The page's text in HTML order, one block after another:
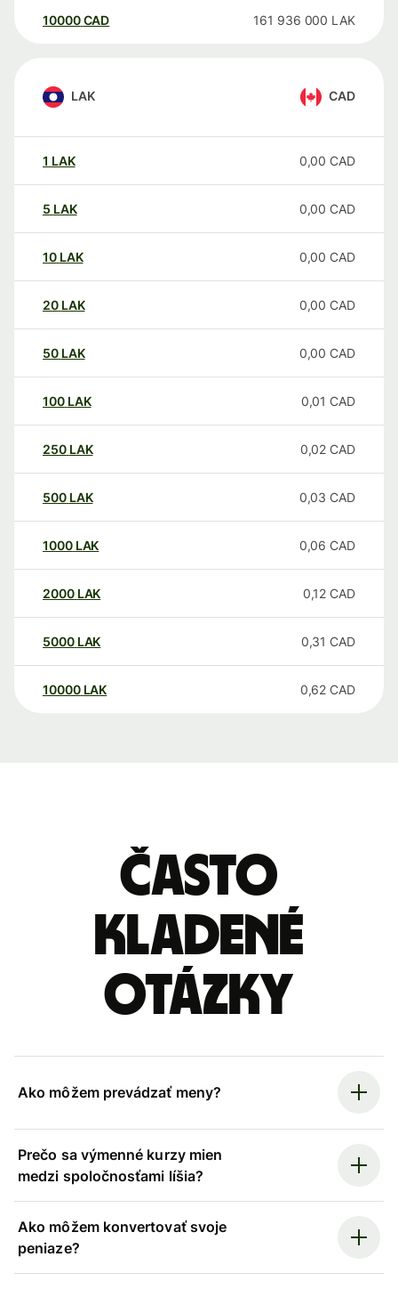
10000 CAD 161 936 000 LAK
LAK CAD
1 LAK 0,00 CAD
5 LAK 0,00 CAD
10 LAK 0,00 CAD
20 LAK 0,00 CAD
50 LAK 0,00 CAD
100 LAK 0,01 CAD
250 LAK 0,02 CAD
500 LAK 0,03 CAD
1000 LAK 0,06 CAD
2000 LAK 0,12 CAD
5000 LAK 0,31 CAD
10000 LAK 0,62 CAD
Často
kladené
otázky
Ako môžem prevádzať meny?
Prečo sa výmenné kurzy mien
medzi spoločnosťami líšia?
Ako môžem konvertovať svoje
peniaze?